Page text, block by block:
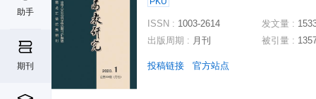
助手
期刊
ISSN : 1003-2614
出版周期 : 月刊
发文量 :
被引量 :
投稿链接 官方站点